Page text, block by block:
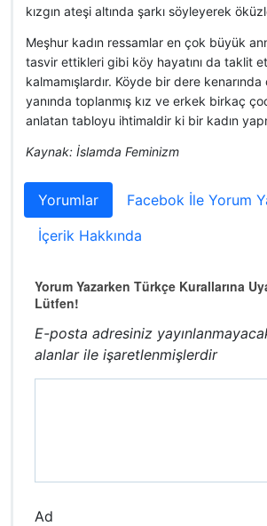
kızgın ateşi altında şarkı söyleyerek
Meşhur kadın ressamlar en çok büyük
tasvir ettikleri gibi köy hayatını da taklit
kalmamışlardır. Köyde bir dere
yanında toplanmış kız ve erkek birkaç
anlatan tabloyu ihtimaldir ki bir kadın
Kaynak: İslamda Feminizm
Yorumlar
Facebok İle Yorum
İçerik Hakkında
Yorum Yazarken Türkçe Kurallarına
Lütfen!
E-posta adresiniz
alanlar ile işaretlenmişlerdir
Ad